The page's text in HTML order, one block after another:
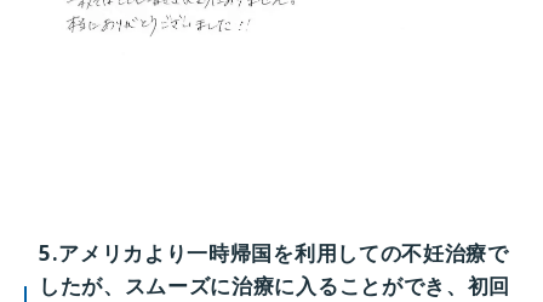
5.アメリカより一時帰国を利用しての不妊治療で
したが、スムーズに治療に入ることができ、初回